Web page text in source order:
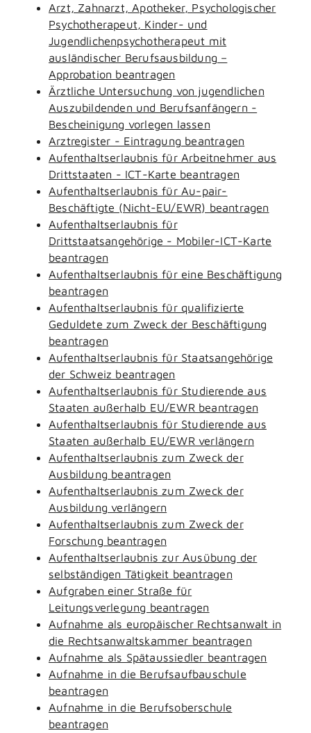
Arzt, Zahnarzt, Apotheker, Psychologischer
Psychotherapeut, Kinder- und
Jugendlichenpsychotherapeut mit
ausländischer Berufsausbildung –
Approbation beantragen
Ärztliche Untersuchung von jugendlichen
Auszubildenden und Berufsanfängern -
Bescheinigung vorlegen lassen
Arztregister - Eintragung beantragen
Aufenthaltserlaubnis für Arbeitnehmer aus
Drittstaaten - ICT-Karte beantragen
Aufenthaltserlaubnis für Au-pair-
Beschäftigte (Nicht-EU/EWR) beantragen
Aufenthaltserlaubnis für
Drittstaatsangehörige - Mobiler-ICT-Karte
beantragen
Aufenthaltserlaubnis für eine Beschäftigung
beantragen
Aufenthaltserlaubnis für qualifizierte
Geduldete zum Zweck der Beschäftigung
beantragen
Aufenthaltserlaubnis für Staatsangehörige
der Schweiz beantragen
Aufenthaltserlaubnis für Studierende aus
Staaten außerhalb EU/EWR beantragen
Aufenthaltserlaubnis für Studierende aus
Staaten außerhalb EU/EWR verlängern
Aufenthaltserlaubnis zum Zweck der
Ausbildung beantragen
Aufenthaltserlaubnis zum Zweck der
Ausbildung verlängern
Aufenthaltserlaubnis zum Zweck der
Forschung beantragen
Aufenthaltserlaubnis zur Ausübung der
selbständigen Tätigkeit beantragen
Aufgraben einer Straße für
Leitungsverlegung beantragen
Aufnahme als europäischer Rechtsanwalt in
die Rechtsanwaltskammer beantragen
Aufnahme als Spätaussiedler beantragen
Aufnahme in die Berufsaufbauschule
beantragen
Aufnahme in die Berufsoberschule
beantragen